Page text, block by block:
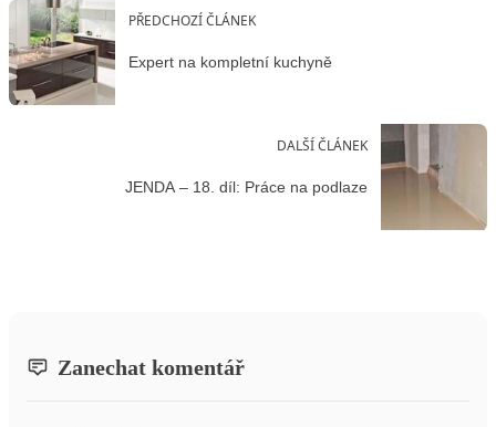
PŘEDCHOZÍ ČLÁNEK
Expert na kompletní kuchyně
DALŠÍ ČLÁNEK
JENDA – 18. díl: Práce na podlaze
Zanechat komentář